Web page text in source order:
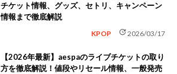
チケット情報、グッズ、セトリ、キャンペーン
情報まで徹底解説
KPOP update2026/03/17
【2026年最新】aespaのライブチケットの取り
方を徹底解説！値段やリセール情報、一般発売